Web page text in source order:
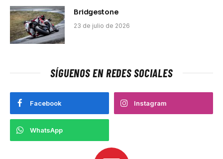
Bridgestone
23 de julio de 2026
SÍGUENOS EN REDES SOCIALES
Facebook Instagram
WhatsApp